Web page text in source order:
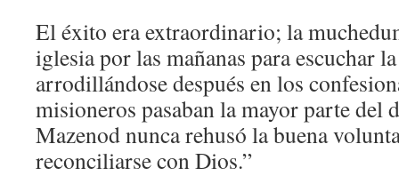
El éxito era extraordinario; la
iglesia por las mañanas para escuchar
arrodillándose después en los
misioneros pasaban la mayor parte del
Mazenod nunca rehusó la buena
reconciliarse con Dios.”